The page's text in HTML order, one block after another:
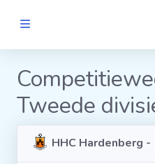
Clubs
Wedstrijden
Tweede
HHC Hardenberg -